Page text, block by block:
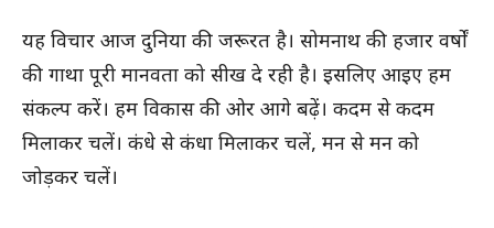
यह विचार आज दुनिया की जरूरत है। सोमनाथ की हजार वर्षों
की गाथा पूरी मानवता को सीख दे रही है। इसलिए आइए हम
संकल्प करें। हम विकास की ओर आगे बढ़ें। कदम से कदम
मिलाकर चलें। कंधे से कंधा मिलाकर चलें, मन से मन को
जोड़कर चलें।